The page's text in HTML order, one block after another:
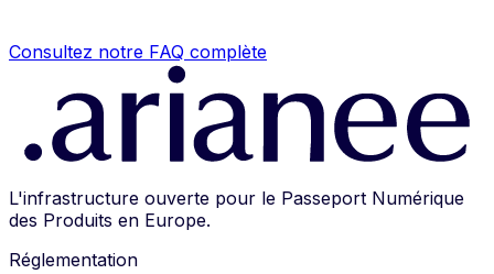
Consultez notre FAQ complète
L'infrastructure ouverte pour le Passeport Numérique
des Produits en Europe.
Réglementation